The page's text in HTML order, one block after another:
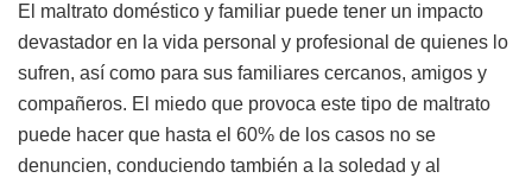
El maltrato doméstico y familiar puede tener un impacto
devastador en la vida personal y profesional de quienes lo
sufren, así como para sus familiares cercanos, amigos y
compañeros. El miedo que provoca este tipo de maltrato
puede hacer que hasta el 60% de los casos no se
denuncien, conduciendo también a la soledad y al